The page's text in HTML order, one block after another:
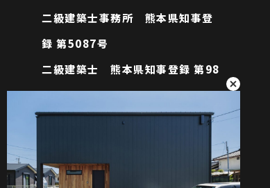
二級建築士事務所 熊本県知事登
録 第5087号
二級建築士 熊本県知事登録 第98
85号
建設業許可 熊本県知事登録 (般-